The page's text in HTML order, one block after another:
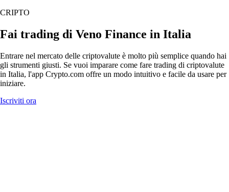
CRIPTO
Fai trading di Veno Finance in Italia
Entrare nel mercato delle criptovalute è molto più semplice quando hai
gli strumenti giusti. Se vuoi imparare come fare trading di criptovalute
in Italia, l'app Crypto.com offre un modo intuitivo e facile da usare per
iniziare.
Iscriviti ora